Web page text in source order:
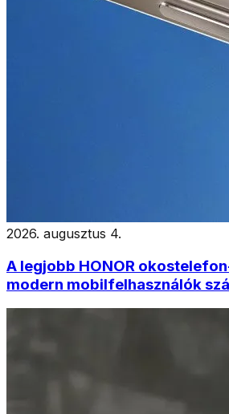
2026. augusztus 4.
A legjobb HONOR
modern mobilfelhasználók